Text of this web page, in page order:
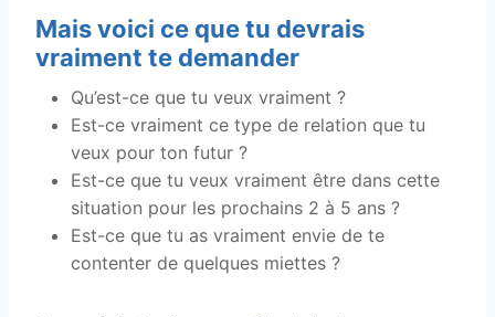
Mais voici ce que tu devrais
vraiment te demander
Qu’est-ce que tu veux vraiment ?
Est-ce vraiment ce type de relation que tu
veux pour ton futur ?
Est-ce que tu veux vraiment être dans cette
situation pour les prochains 2 à 5 ans ?
Est-ce que tu as vraiment envie de te
contenter de quelques miettes ?